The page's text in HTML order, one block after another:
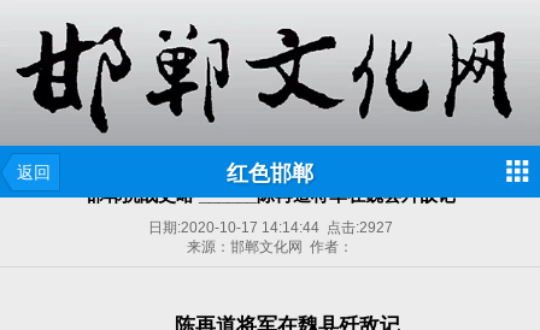
返回 红色邯郸
邯郸抗战史略 ______陈再道将军在魏县歼敌记
日期:2020-10-17 14:14:44点击:2927
来源：邯郸文化网 作者：